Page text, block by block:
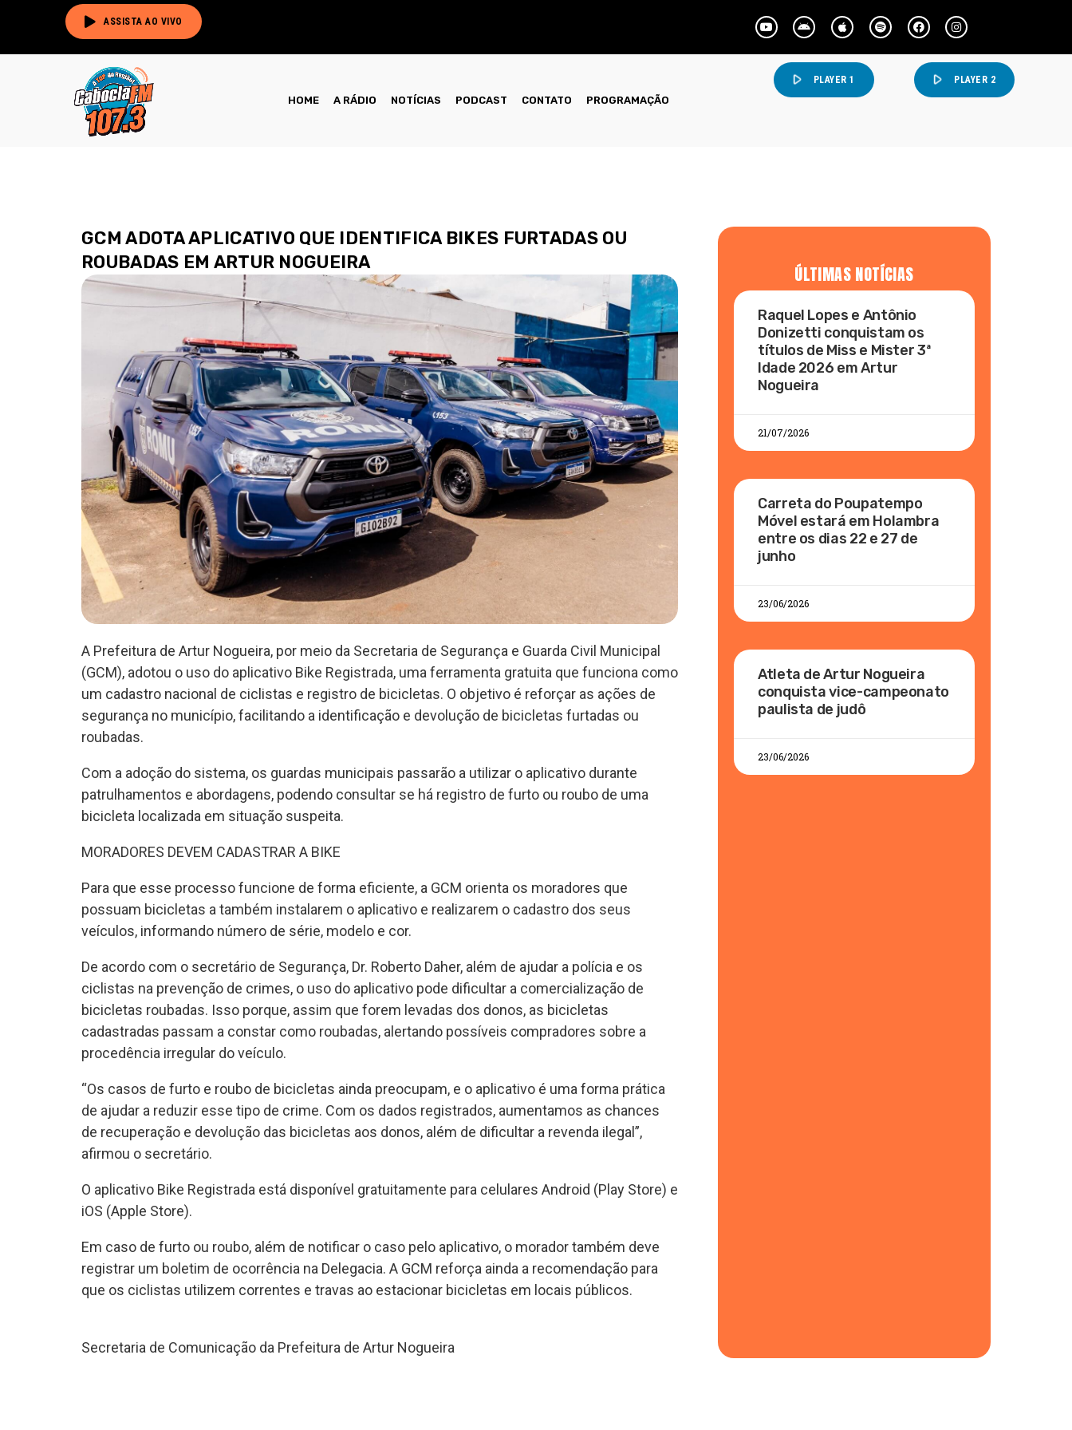
ASSISTA AO VIVO
HOME A RÁDIO NOTÍCIAS PODCAST CONTATO PROGRAMAÇÃO
play_arrow PLAYER 1 play_arrow PLAYER 2
GCM ADOTA APLICATIVO QUE IDENTIFICA BIKES FURTADAS OU
ROUBADAS EM ARTUR NOGUEIRA
A Prefeitura de Artur Nogueira, por meio da Secretaria de Segurança e Guarda Civil Municipal
(GCM), adotou o uso do aplicativo Bike Registrada, uma ferramenta gratuita que funciona como
um cadastro nacional de ciclistas e registro de bicicletas. O objetivo é reforçar as ações de
segurança no município, facilitando a identificação e devolução de bicicletas furtadas ou
roubadas.
Com a adoção do sistema, os guardas municipais passarão a utilizar o aplicativo durante
patrulhamentos e abordagens, podendo consultar se há registro de furto ou roubo de uma
bicicleta localizada em situação suspeita.
MORADORES DEVEM CADASTRAR A BIKE
Para que esse processo funcione de forma eficiente, a GCM orienta os moradores que
possuam bicicletas a também instalarem o aplicativo e realizarem o cadastro dos seus
veículos, informando número de série, modelo e cor.
De acordo com o secretário de Segurança, Dr. Roberto Daher, além de ajudar a polícia e os
ciclistas na prevenção de crimes, o uso do aplicativo pode dificultar a comercialização de
bicicletas roubadas. Isso porque, assim que forem levadas dos donos, as bicicletas
cadastradas passam a constar como roubadas, alertando possíveis compradores sobre a
procedência irregular do veículo.
“Os casos de furto e roubo de bicicletas ainda preocupam, e o aplicativo é uma forma prática
de ajudar a reduzir esse tipo de crime. Com os dados registrados, aumentamos as chances
de recuperação e devolução das bicicletas aos donos, além de dificultar a revenda ilegal”,
afirmou o secretário.
O aplicativo Bike Registrada está disponível gratuitamente para celulares Android (Play Store) e
iOS (Apple Store).
Em caso de furto ou roubo, além de notificar o caso pelo aplicativo, o morador também deve
registrar um boletim de ocorrência na Delegacia. A GCM reforça ainda a recomendação para
que os ciclistas utilizem correntes e travas ao estacionar bicicletas em locais públicos.
Secretaria de Comunicação da Prefeitura de Artur Nogueira
ÚLTIMAS NOTÍCIAS
Raquel Lopes e Antônio
Donizetti conquistam os
títulos de Miss e Mister 3ª
Idade 2026 em Artur
Nogueira
21/07/2026
Carreta do Poupatempo
Móvel estará em Holambra
entre os dias 22 e 27 de
junho
23/06/2026
Atleta de Artur Nogueira
conquista vice-campeonato
paulista de judô
23/06/2026